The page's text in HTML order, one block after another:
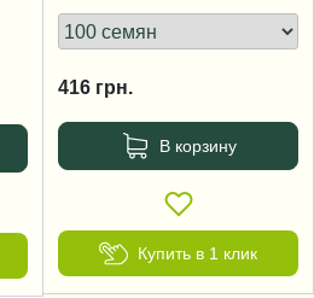
416 грн.
В корзину
Купить в 1 клик